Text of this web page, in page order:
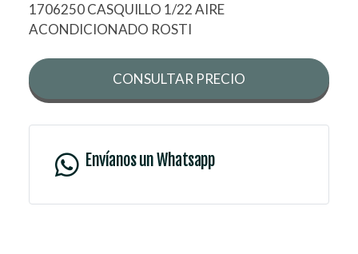
1706250 CASQUILLO 1/22 AIRE
ACONDICIONADO ROSTI
CONSULTAR PRECIO
Envíanos un Whatsapp